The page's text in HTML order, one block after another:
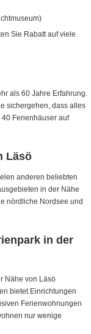
Sie Rabatt auf viele
als 60 Jahre Erfahrung.
sichergehen, dass alles
Ferienhäuser auf
Läsö
anderen beliebten
in der Nähe
nördliche Nordsee und
in der
Nähe von Läsö
bietet Einrichtungen
Ferienwohnungen
nur wenige